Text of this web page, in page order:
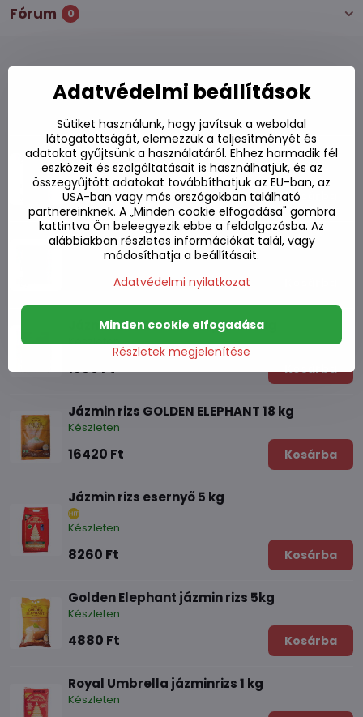
Fórum 0
Royal Tiger Gold jázmin rizs 1 kg
Készleten
1170 Ft Kosárba
Jázmin rizs thaiföldi SMAT CHEF 1kg
Készleten
1670 Ft
Jázmin rizs Golden Elephant 1 kg
Készleten
1360 Ft Kosárba
Jázmin rizs GOLDEN ELEPHANT 18 kg
Készleten
16420 Ft Kosárba
Jázmin rizs esernyő 5 kg
Készleten
8260 Ft Kosárba
Golden Elephant jázmin rizs 5kg
Készleten
4880 Ft Kosárba
Royal Umbrella jázminrizs 1 kg
Készleten
Adatvédelmi beállítások
Sütiket használunk, hogy javítsuk a weboldal
látogatottságát, elemezzük a teljesítményét és
adatokat gyűjtsünk a használatáról. Ehhez harmadik fél
eszközeit és szolgáltatásait is használhatjuk, és az
összegyűjtött adatokat továbbíthatjuk az EU-ban, az
USA-ban vagy más országokban található
partnereinknek. A „Minden cookie elfogadása" gombra
kattintva Ön beleegyezik ebbe a feldolgozásba. Az
alábbiakban részletes információkat talál, vagy
módosíthatja a beállításait.
Adatvédelmi nyilatkozat
Részletek megjelenítése
Minden cookie elfogadása